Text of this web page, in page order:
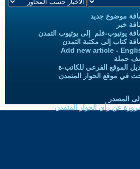
موضوع جديد
خبر
يوتيوب-فلم إلى يوتيوب التمدن
كتاب إلى مكتبة التمدن
Add new article -
حملة
الموقع الفرعي للكاتب-ة
في موقع الحوار المتمدن
المصدر
عن رأي الحوار المتمدن